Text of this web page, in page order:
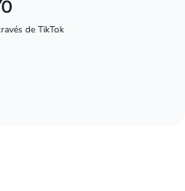
de TikTok